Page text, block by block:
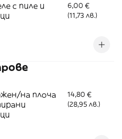
с пиле и
6,00 €
(11,73 лв.)
на плоча
14,80 €
(28,95 лв.)